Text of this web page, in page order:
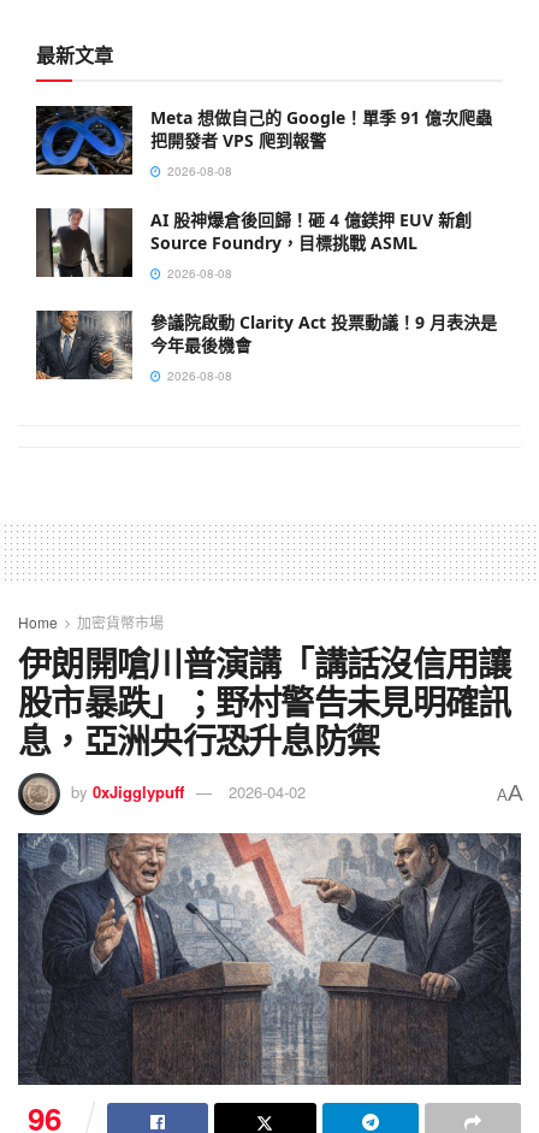
最新文章
Meta 想做自己的 Google！單季 91 億次爬蟲
把開發者 VPS 爬到報警
2026-08-08
AI 股神爆倉後回歸！砸 4 億鎂押 EUV 新創
Source Foundry，目標挑戰 ASML
2026-08-08
參議院啟動 Clarity Act 投票動議！9 月表決是
今年最後機會
2026-08-08
Home 加密貨幣市場
伊朗開嗆川普演講「講話沒信用讓
股市暴跌」；野村警告未見明確訊
息，亞洲央行恐升息防禦
by 0xJigglypuff 2026-04-02 AA
96